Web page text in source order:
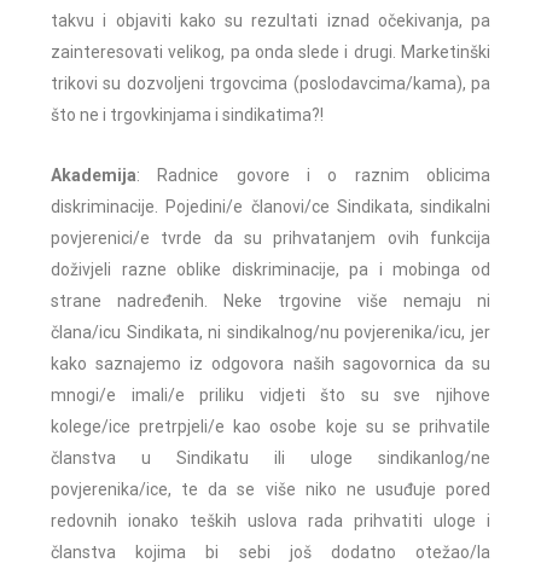
takvu i objaviti kako su rezultati iznad očekivanja, pa
zainteresovati velikog, pa onda slede i drugi. Marketinški
trikovi su dozvoljeni trgovcima (poslodavcima/kama), pa
što ne i trgovkinjama i sindikatima?!
Akademija: Radnice govore i o raznim oblicima
diskriminacije. Pojedini/e članovi/ce Sindikata, sindikalni
povjerenici/e tvrde da su prihvatanjem ovih funkcija
doživjeli razne oblike diskriminacije, pa i mobinga od
strane nadređenih. Neke trgovine više nemaju ni
člana/icu Sindikata, ni sindikalnog/nu povjerenika/icu, jer
kako saznajemo iz odgovora naših sagovornica da su
mnogi/e imali/e priliku vidjeti što su sve njihove
kolege/ice pretrpjeli/e kao osobe koje su se prihvatile
članstva u Sindikatu ili uloge sindikanlog/ne
povjerenika/ice, te da se više niko ne usuđuje pored
redovnih ionako teških uslova rada prihvatiti uloge i
članstva kojima bi sebi još dodatno otežao/la